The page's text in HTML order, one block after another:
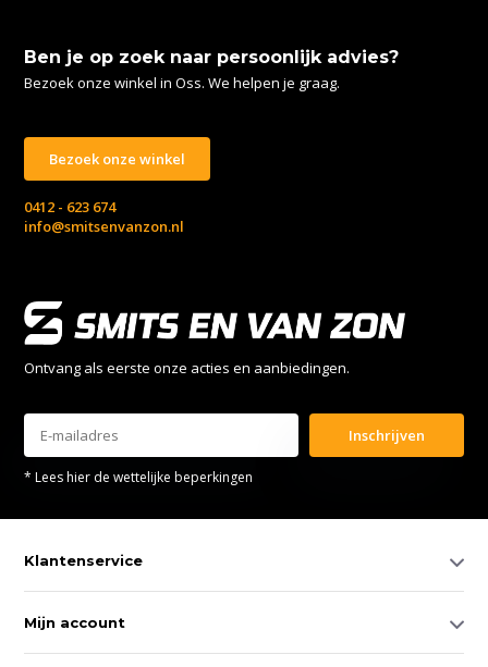
Ben je op zoek naar persoonlijk advies?
Bezoek onze winkel in Oss. We helpen je graag.
Bezoek onze winkel
0412 - 623 674
info@smitsenvanzon.nl
Ontvang als eerste onze acties en aanbiedingen.
Inschrijven
* Lees hier de wettelijke beperkingen
Klantenservice
Mijn account